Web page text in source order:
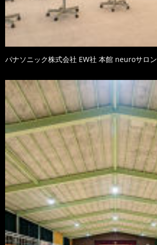
パナソニック株式会社 EW社 本館 neuroサロン